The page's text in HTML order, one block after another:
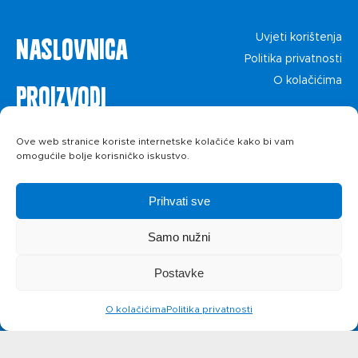
Ove web stranice koriste internetske kolačiće kako bi vam
omogućile bolje korisničko iskustvo.
Prihvati sve
Samo nužni
Postavke
O kolačićimaPolitika privatnosti
Naslovnica
Proizvodi
Recepti
Priča o ABC
Uvjeti korištenja
Politika privatnosti
O kolačićima